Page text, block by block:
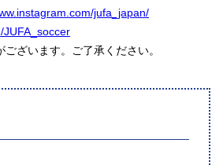
jufa_japan/
JUFA_soccer
ざいます。ご了承ください。